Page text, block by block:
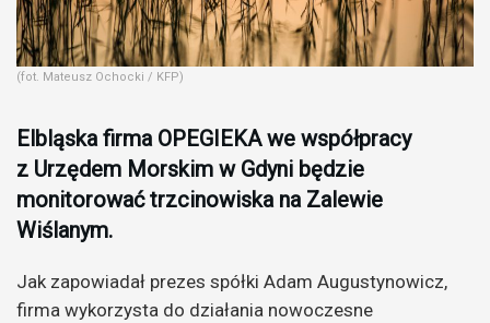
(fot. Mateusz Ochocki / KFP)
Elbląska firma OPEGIEKA we współpracy
z Urzędem Morskim w Gdyni będzie
monitorować trzcinowiska na Zalewie
Wiślanym.
Jak zapowiadał prezes spółki Adam Augustynowicz,
firma wykorzysta do działania nowoczesne